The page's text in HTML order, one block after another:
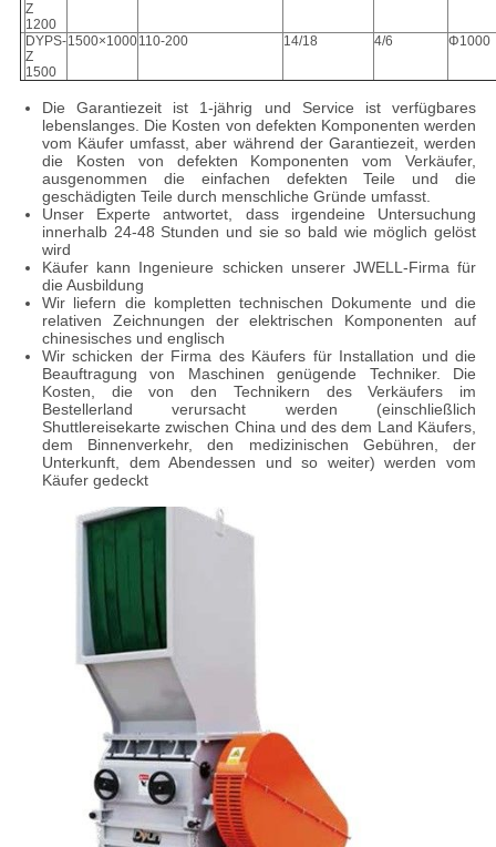
Z
1200
DYPS-
Z
1500
1500×1000110-200 14/18 4/6 Φ1000
Die Garantiezeit ist 1-jährig und Service ist verfügbares
lebenslanges. Die Kosten von defekten Komponenten werden
vom Käufer umfasst, aber während der Garantiezeit, werden
die Kosten von defekten Komponenten vom Verkäufer,
ausgenommen die einfachen defekten Teile und die
geschädigten Teile durch menschliche Gründe umfasst.
Unser Experte antwortet, dass irgendeine Untersuchung
innerhalb 24-48 Stunden und sie so bald wie möglich gelöst
wird
Käufer kann Ingenieure schicken unserer JWELL-Firma für
die Ausbildung
Wir liefern die kompletten technischen Dokumente und die
relativen Zeichnungen der elektrischen Komponenten auf
chinesisches und englisch
Wir schicken der Firma des Käufers für Installation und die
Beauftragung von Maschinen genügende Techniker. Die
Kosten, die von den Technikern des Verkäufers im
Bestellerland verursacht werden (einschließlich
Shuttlereisekarte zwischen China und des dem Land Käufers,
dem Binnenverkehr, den medizinischen Gebühren, der
Unterkunft, dem Abendessen und so weiter) werden vom
Käufer gedeckt